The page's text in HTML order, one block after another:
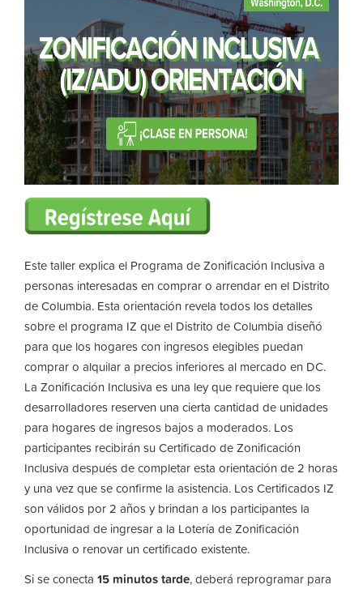
Este taller explica el Programa de Zonificación Inclusiva a
personas interesadas en comprar o arrendar en el Distrito
de Columbia. Esta orientación revela todos los detalles
sobre el programa IZ que el Distrito de Columbia diseñó
para que los hogares con ingresos elegibles puedan
comprar o alquilar a precios inferiores al mercado en DC.
La Zonificación Inclusiva es una ley que requiere que los
desarrolladores reserven una cierta cantidad de unidades
para hogares de ingresos bajos a moderados. Los
participantes recibirán su Certificado de Zonificación
Inclusiva después de completar esta orientación de 2 horas
y una vez que se confirme la asistencia. Los Certificados IZ
son válidos por 2 años y brindan a los participantes la
oportunidad de ingresar a la Lotería de Zonificación
Inclusiva o renovar un certificado existente.
Si se conecta 15 minutos tarde, deberá reprogramar para